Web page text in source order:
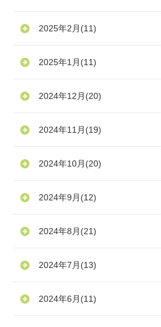
2025年2月 (11)
2025年1月 (11)
2024年12月 (20)
2024年11月 (19)
2024年10月 (20)
2024年9月 (12)
2024年8月 (21)
2024年7月 (13)
2024年6月 (11)